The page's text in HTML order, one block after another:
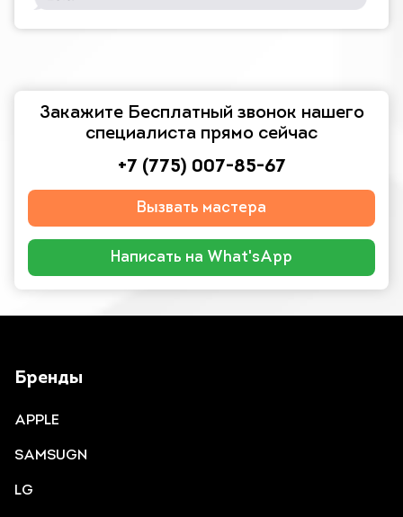
Закажите Бесплатный звонок нашего
специалиста прямо сейчас
+7 (775) 007-85-67
Вызвать мастера
Написать на What'sApp
Бренды
APPLE
SAMSUGN
LG